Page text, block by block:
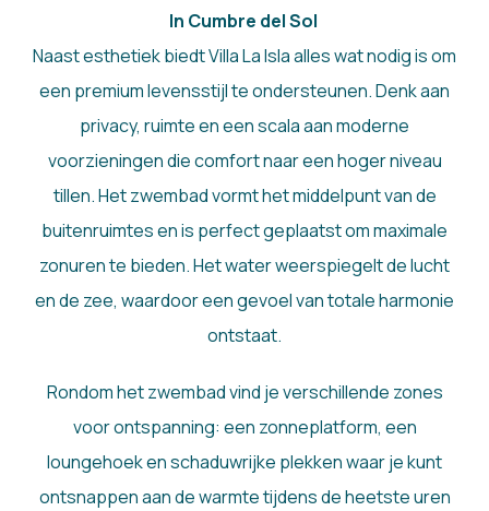
In Cumbre del Sol
Naast esthetiek biedt Villa La Isla alles wat nodig is om
een premium levensstijl te ondersteunen. Denk aan
privacy, ruimte en een scala aan moderne
voorzieningen die comfort naar een hoger niveau
tillen. Het zwembad vormt het middelpunt van de
buitenruimtes en is perfect geplaatst om maximale
zonuren te bieden. Het water weerspiegelt de lucht
en de zee, waardoor een gevoel van totale harmonie
ontstaat.
Rondom het zwembad vind je verschillende zones
voor ontspanning: een zonneplatform, een
loungehoek en schaduwrijke plekken waar je kunt
ontsnappen aan de warmte tijdens de heetste uren